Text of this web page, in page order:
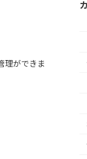
理ができま